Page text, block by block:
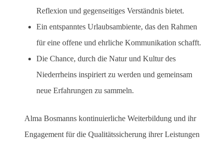
Reflexion und gegenseitiges Verständnis bietet.
Ein entspanntes Urlaubsambiente, das den Rahmen
für eine offene und ehrliche Kommunikation schafft.
Die Chance, durch die Natur und Kultur des
Niederrheins inspiriert zu werden und gemeinsam
neue Erfahrungen zu sammeln.
Alma Bosmanns kontinuierliche Weiterbildung und ihr
Engagement für die Qualitätssicherung ihrer Leistungen